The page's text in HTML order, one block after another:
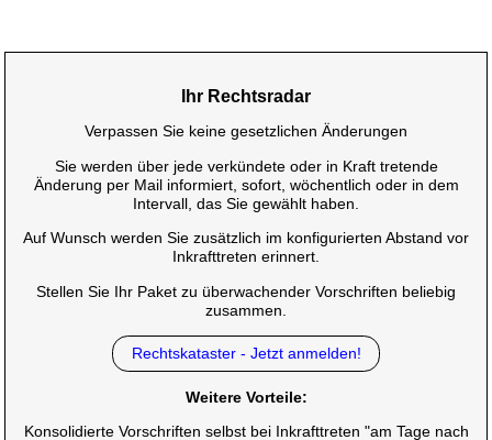
Ihr Rechtsradar
Verpassen Sie keine gesetzlichen Änderungen
Sie werden über jede verkündete oder in Kraft tretende
Änderung per Mail informiert, sofort, wöchentlich oder in dem
Intervall, das Sie gewählt haben.
Auf Wunsch werden Sie zusätzlich im konfigurierten Abstand vor
Inkrafttreten erinnert.
Stellen Sie Ihr Paket zu überwachender Vorschriften beliebig
zusammen.
Rechtskataster - Jetzt anmelden!
Weitere Vorteile:
Konsolidierte Vorschriften selbst bei Inkrafttreten "am Tage nach